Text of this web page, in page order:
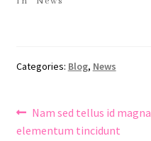
Categories: Blog, News
Post
navigation
Previous
post:
Nam sed tellus id magna
elementum tincidunt